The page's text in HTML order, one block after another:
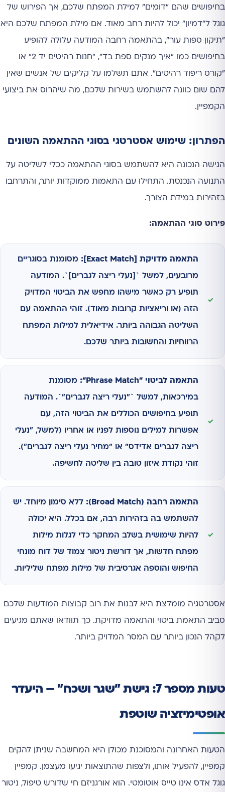
בחיפושים שהם "דומים" למילת המפתח שלכם, אך הפירוש של
גוגל ל"דמיון" יכול להיות רחב מאוד. אם מילת המפתח שלכם היא
"תיקון ספות עור", בהתאמה רחבה המודעה עלולה להופיע
בחיפושים כמו "איך מנקים ספת בד", "חנות רהיטים יד 2" או
"קורס ריפוד רהיטים". אתם תשלמו על קליקים של אנשים שאין
להם שום כוונה להשתמש בשירות שלכם, מה שיהרוס את ביצועי
הקמפיין.
הפתרון: שימוש אסטרטגי בסוגי ההתאמה השונים
הגישה הנכונה היא להשתמש בסוגי ההתאמה ככלי לשליטה על
התנועה הנכנסת. התחילו עם התאמות ממוקדות יותר, והתרחבו
בזהירות במידת הצורך.
פירוט סוגי ההתאמה:
התאמה מדויקת [Exact Match]: מסומנת בסוגריים
מרובעים, למשל `[נעלי ריצה לגברים]`. המודעה
תופיע רק כאשר מישהו מחפש את הביטוי המדויק
הזה (או וריאציות קרובות מאוד). זוהי ההתאמה עם
השליטה הגבוהה ביותר. אידיאלית למילות המפתח
הרווחיות והחשובות ביותר שלכם.
התאמה לביטוי "Phrase Match": מסומנת
במירכאות, למשל `"נעלי ריצה לגברים"`. המודעה
תופיע בחיפושים הכוללים את הביטוי הזה, עם
אפשרות למילים נוספות לפניו או אחריו (למשל, "נעלי
ריצה לגברים אדידס" או "מחיר נעלי ריצה לגברים").
זוהי נקודת איזון טובה בין שליטה לחשיפה.
התאמה רחבה (Broad Match): ללא סימון מיוחד. יש
להשתמש בה בזהירות רבה, אם בכלל. היא יכולה
להיות שימושית בשלב המחקר כדי לגלות מילות
מפתח חדשות, אך דורשת ניטור צמוד של דוח מונחי
החיפוש והוספה אגרסיבית של מילות מפתח שליליות.
אסטרטגיה מומלצת היא לבנות את רוב קבוצות המודעות שלכם
סביב התאמת ביטוי והתאמה מדויקת. כך תוודאו שאתם מגיעים
לקהל הנכון ביותר עם המסר המדויק ביותר.
טעות מספר 7: גישת "שגר ושכח" – היעדר
אופטימיזציה שוטפת
הטעות האחרונה והמסוכנת מכולן היא המחשבה שניתן להקים
קמפיין, להפעיל אותו, ולצפות שהתוצאות יגיעו מעצמן. קמפיין
גוגל אדס אינו טייס אוטומטי. הוא אורגניזם חי שדורש טיפול, ניטור